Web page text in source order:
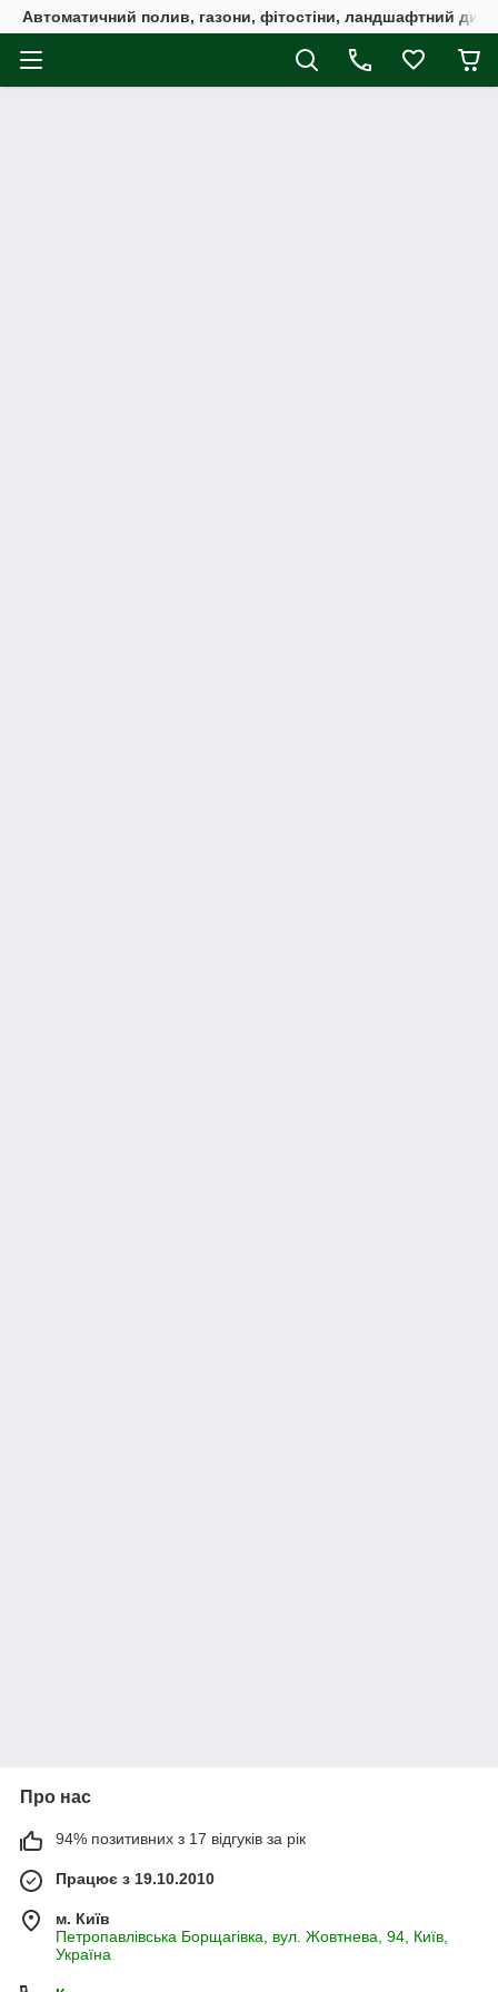
Автоматичний полив, газони, фітостіни, ландшафтний
Про нас
94% позитивних з 17 відгуків за рік
Працює з 19.10.2010
м. Київ
Петропавлівська Борщагівка, вул. Жовтнева, 94, Київ,
Україна